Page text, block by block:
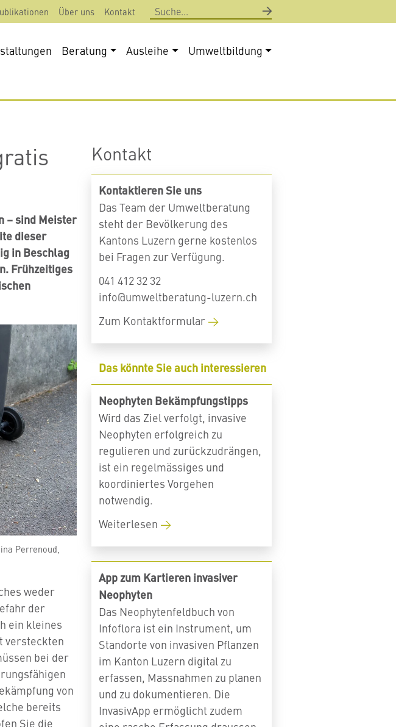
Über uns Kontakt Suche
Beratung Ausleihe Umweltbildung
– sind Meister
dieser
in Beschlag
Frühzeitiges
Perrenoud,
weder
der
ein kleines
versteckten
bei der
von
bereits
Sie die
Kontakt
Kontaktieren Sie uns
Das Team der Umweltberatung
steht der Bevölkerung des
Kantons Luzern gerne kostenlos
bei Fragen zur Verfügung.
041 412 32 32
info@umweltberatung-luzern.ch
Zum Kontaktformular
Das könnte Sie auch interessieren
Neophyten Bekämpfungstipps
Wird das Ziel verfolgt, invasive
Neophyten erfolgreich zu
regulieren und zurückzudrängen,
ist ein regelmässiges und
koordiniertes Vorgehen
notwendig.
Weiterlesen
App zum Kartieren invasiver
Neophyten
Das Neophytenfeldbuch von
Infoflora ist ein Instrument, um
Standorte von invasiven Pflanzen
im Kanton Luzern digital zu
erfassen, Massnahmen zu planen
und zu dokumentieren. Die
InvasivApp ermöglicht zudem